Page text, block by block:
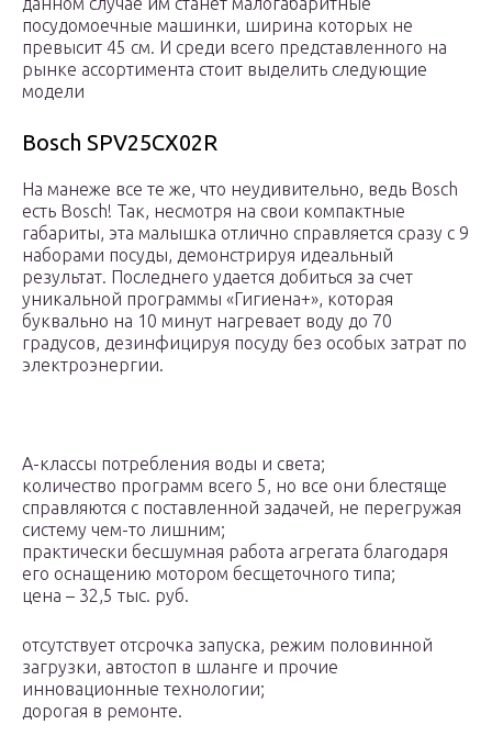
посудомоечные машинки, ширина которых не
превысит 45 см. И среди всего представленного на
рынке ассортимента стоит выделить следующие
модели
Bosch SPV25CX02R
На манеже все те же, что неудивительно, ведь Bosch
есть Bosch! Так, несмотря на свои компактные
габариты, эта малышка отлично справляется сразу с 9
наборами посуды, демонстрируя идеальный
результат. Последнего удается добиться за счет
уникальной программы «Гигиена+», которая
буквально на 10 минут нагревает воду до 70
градусов, дезинфицируя посуду без особых затрат по
электроэнергии.
A-классы потребления воды и света;
количество программ всего 5, но все они блестяще
справляются с поставленной задачей, не перегружая
систему чем-то лишним;
практически бесшумная работа агрегата благодаря
его оснащению мотором бесщеточного типа;
цена – 32,5 тыс. руб.
отсутствует отсрочка запуска, режим половинной
загрузки, автостоп в шланге и прочие
инновационные технологии;
дорогая в ремонте.